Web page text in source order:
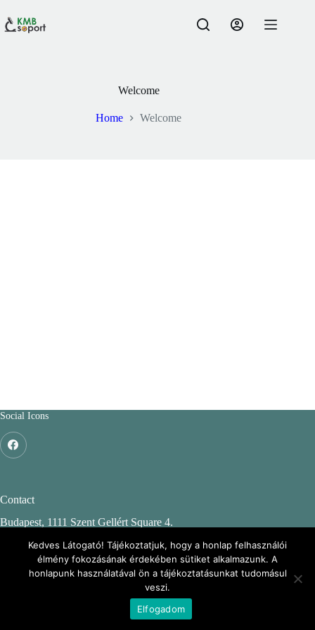
content
Welcome
Home Welcome
Social Icons
Contact
Budapest, 1111 Szent Gellért Square 4.
Budapest University of Technology and Economics
CH. building, 2nd floor 244.
ENFO: Environmental Information webpage
Copyright © 2026 - BME KMB Csoport
Kedves Látogató! Tájékoztatjuk, hogy a honlap felhasználói
élmény fokozásának érdekében sütiket alkalmazunk. A
honlapunk használatával ön a tájékoztatásunkat tudomásul
veszi.
Elfogadom